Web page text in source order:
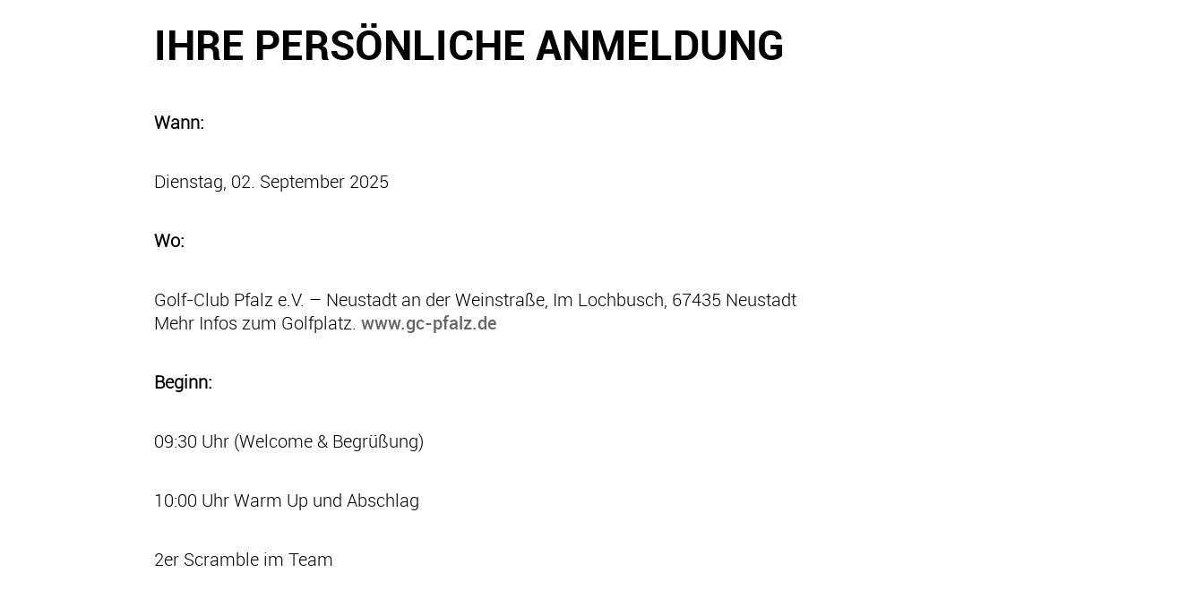
IHRE PERSÖNLICHE ANMELDUNG
Wann:
Dienstag, 02. September 2025
Wo:
Golf-Club Pfalz e.V. – Neustadt an der Weinstraße, Im Lochbusch, 67435 Neustadt
Mehr Infos zum Golfplatz. www.gc-pfalz.de
Beginn:
09:30 Uhr (Welcome & Begrüßung)
10:00 Uhr Warm Up und Abschlag
2er Scramble im Team